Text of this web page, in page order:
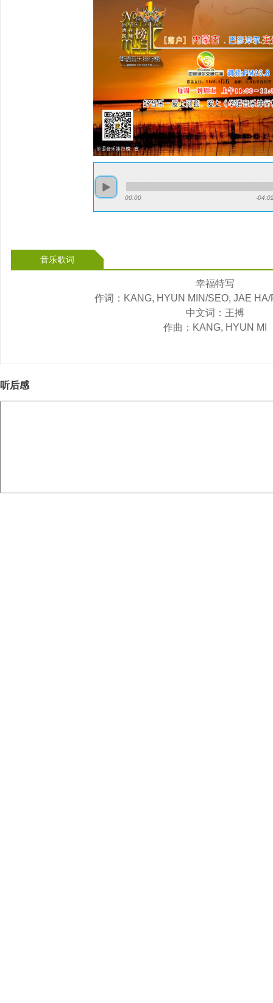
00:00 -
音乐歌词
幸福特写
作词：KANG, HYUN MIN/SEO, JAE
中文词：王搏
作曲：KANG, HYUN MI
听后感